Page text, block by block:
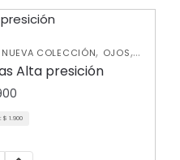
NUEVA COLECCIÓN, OJOS,
Alta presición
$ 1.900